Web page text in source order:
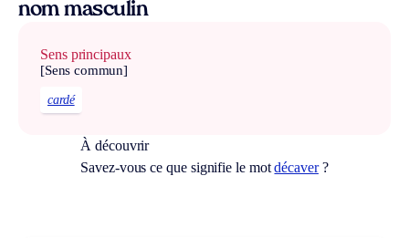
nom masculin
Sens principaux
[Sens commun]
cardé
À découvrir
Savez-vous ce que signifie le motdécaver?